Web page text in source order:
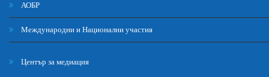
АОБР
Международни и Национални участия
Център за медиация